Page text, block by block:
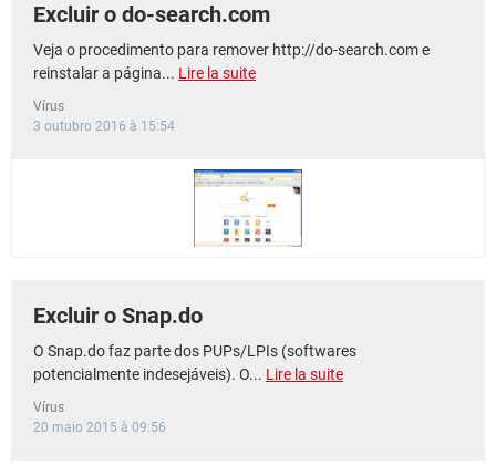
Excluir o do-search.com
Veja o procedimento para remover http://do-search.com e
reinstalar a página... Lire la suite
Vírus
3 outubro 2016 à 15:54
Excluir o Snap.do
O Snap.do faz parte dos PUPs/LPIs (softwares
potencialmente indesejáveis). O... Lire la suite
Vírus
20 maio 2015 à 09:56